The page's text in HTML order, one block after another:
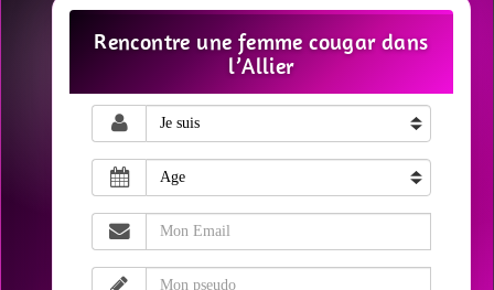
Rencontre une femme cougar dans
l’Allier